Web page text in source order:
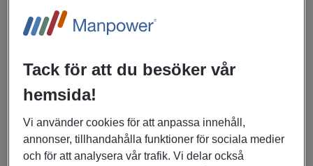
inombemanningoch rekryteringför heltid, deltid, extrajobb. Vi
letar efter nästa jobb i Västerås med omnejd.
eller här om du kan tänka dig att
jobb i Eskilstuna.
Tack för att du besöker vår
hemsida!
Vi använder cookies för att anpassa innehåll,
annonser, tillhandahålla funktioner för sociala medier
och för att analysera vår trafik. Vi delar också